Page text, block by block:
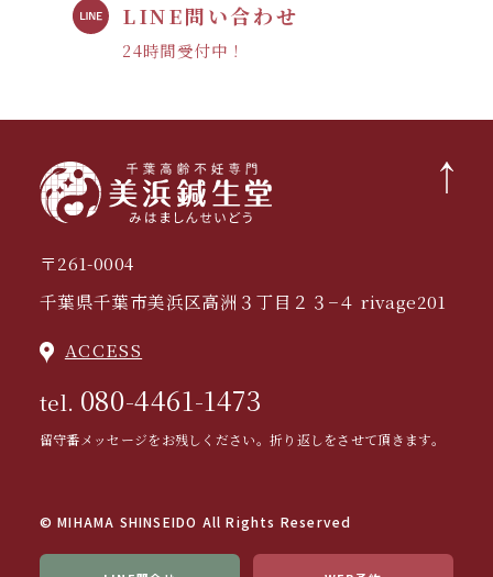
LINE問い合わせ
24時間受付中！
〒261-0004
千葉県千葉市美浜区高洲３丁目２３−４ rivage201
ACCESS
tel. 080-4461-1473
留守番メッセージをお残しください。折り返しをさせて頂きます。
© MIHAMA SHINSEIDO All Rights Reserved